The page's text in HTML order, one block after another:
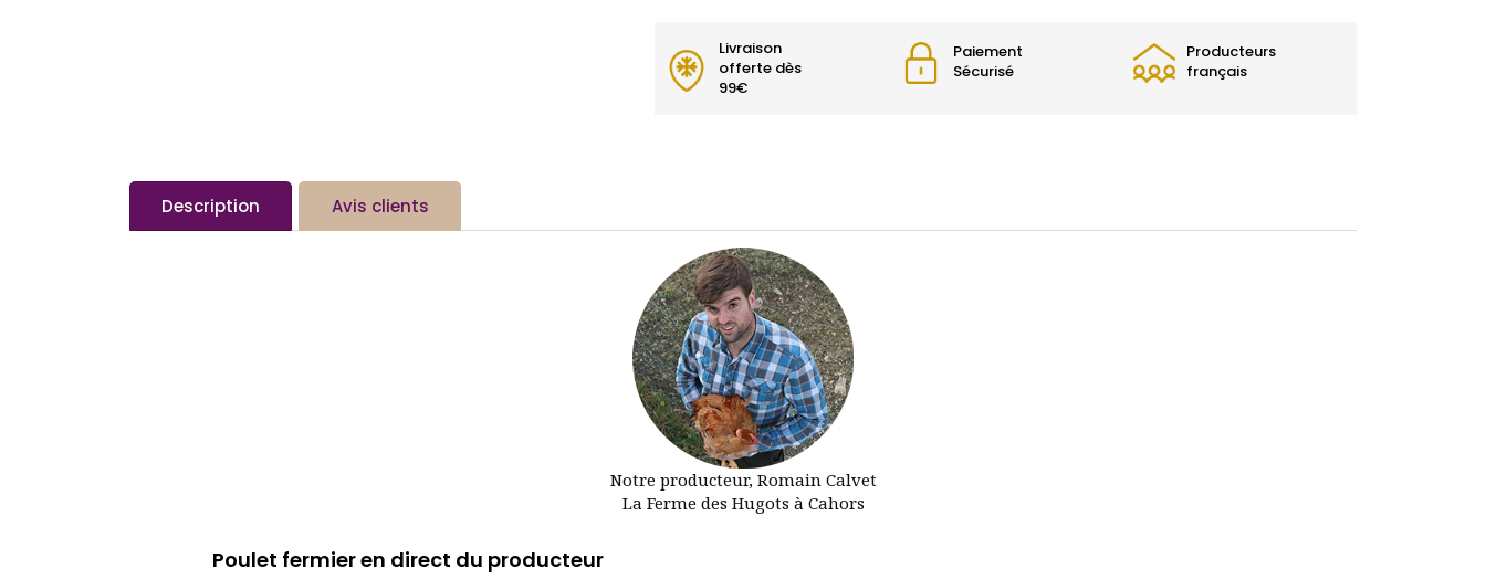
Livraison
offerte dès
99€
Paiement
Sécurisé
Producteurs
français
Description Avis clients
Notre producteur, Romain Calvet
La Ferme des Hugots à Cahors
Poulet fermier en direct du producteur